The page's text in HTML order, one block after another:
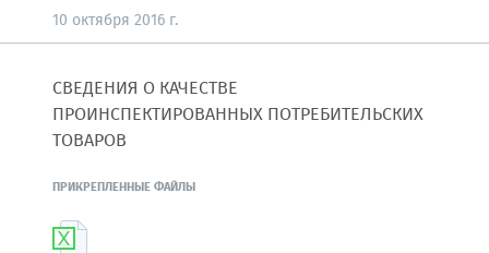
10 октября 2016 г.
СВЕДЕНИЯ О КАЧЕСТВЕ
ПРОИНСПЕКТИРОВАННЫХ ПОТРЕБИТЕЛЬСКИХ
ТОВАРОВ
ПРИКРЕПЛЕННЫЕ ФАЙЛЫ